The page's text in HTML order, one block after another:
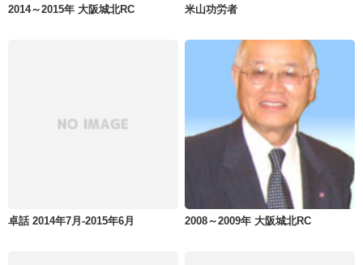
2014～2015年 大阪城北RC 米山功労者
卓話 2014年7月-2015年6月 2008～2009年 大阪城北RC